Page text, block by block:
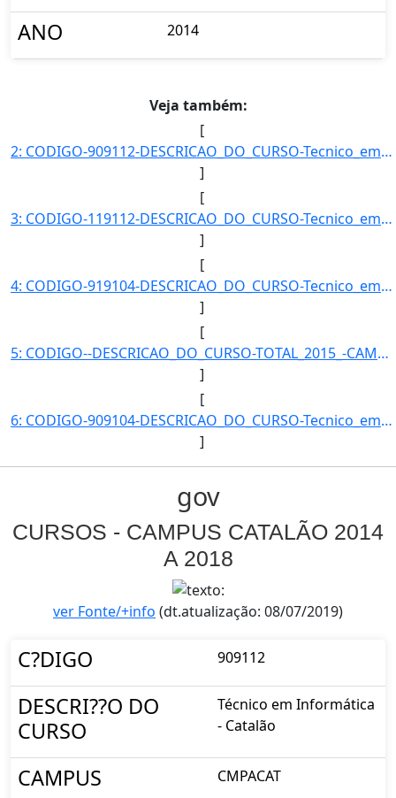
ANO 2014
Veja também:
[
2: CODIGO-909112-DESCRICAO_DO_CURSO-Tecnico_em_Informatica_-_Catalao-CAMPUS-CMPACAT-MODALIDADE-Subseque]
]
[
3: CODIGO-119112-DESCRICAO_DO_CURSO-Tecnico_em_Mineracao_-_Catalao_(vespertino)-CAMPUS-CMPACAT-MODALIDA]
]
[
4: CODIGO-919104-DESCRICAO_DO_CURSO-Tecnico_em_Mineracao_Integrado_ao_Ensino_Medio_-_Catalao-CAMPUS-CMP]
]
[
5: CODIGO--DESCRICAO_DO_CURSO-TOTAL_2015_-CAMPUS--MODALIDADE--QUANTIDADE_DE_ALUNOS-130}]
]
[
6: CODIGO-909104-DESCRICAO_DO_CURSO-Tecnico_em_Informatica_Integrado_ao_Ensino_Medio_-_Catalao-CAMPUS-C]
]
gov
CURSOS - CAMPUS CATALÃO 2014
A 2018
ver Fonte/+info (dt.atualização: 08/07/2019)
C?DIGO 909112
DESCRI??O DO
CURSO
Técnico em Informática
- Catalão
CAMPUS CMPACAT